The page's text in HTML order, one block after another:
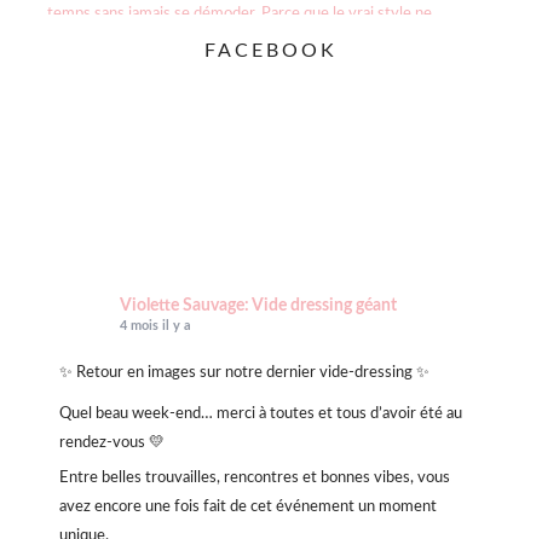
FACEBOOK
Violette Sauvage: Vide dressing géant
4 mois il y a
✨ Retour en images sur notre dernier vide-dressing ✨
Quel beau week-end… merci à toutes et tous d’avoir été au
rendez-vous 💛
Entre belles trouvailles, rencontres et bonnes vibes, vous
avez encore une fois fait de cet événement un moment
unique.